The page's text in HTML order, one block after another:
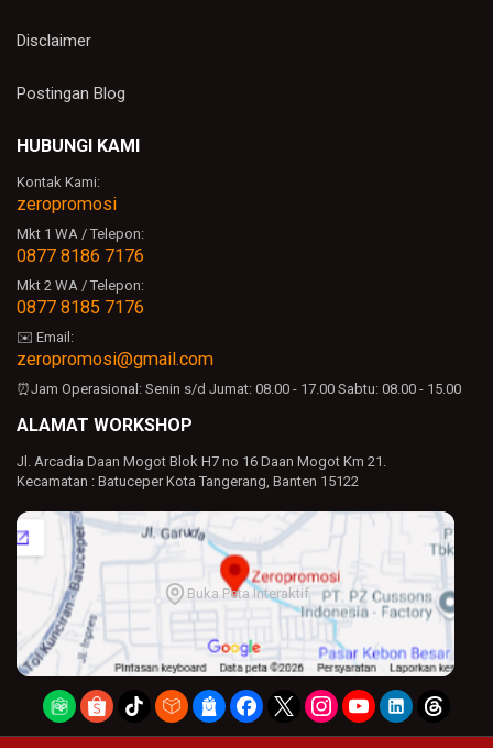
Disclaimer
Postingan Blog
HUBUNGI KAMI
Kontak Kami:
zeropromosi
Mkt 1 WA / Telepon:
0877 8186 7176
Mkt 2 WA / Telepon:
0877 8185 7176
✉️ Email:
zeropromosi@gmail.com
⏰Jam Operasional: Senin s/d Jumat: 08.00 - 17.00 Sabtu: 08.00 - 15.00
ALAMAT WORKSHOP
Jl. Arcadia Daan Mogot Blok H7 no 16 Daan Mogot Km 21.
Kecamatan : Batuceper Kota Tangerang, Banten 15122
Buka Peta Interaktif